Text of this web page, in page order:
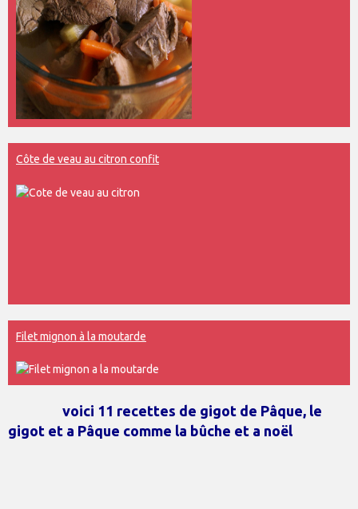
Côte de veau au citron confit
Filet mignon à la moutarde
voici 11 recettes de gigot de Pâque, le
gigot et a Pâque comme la bûche et a noël